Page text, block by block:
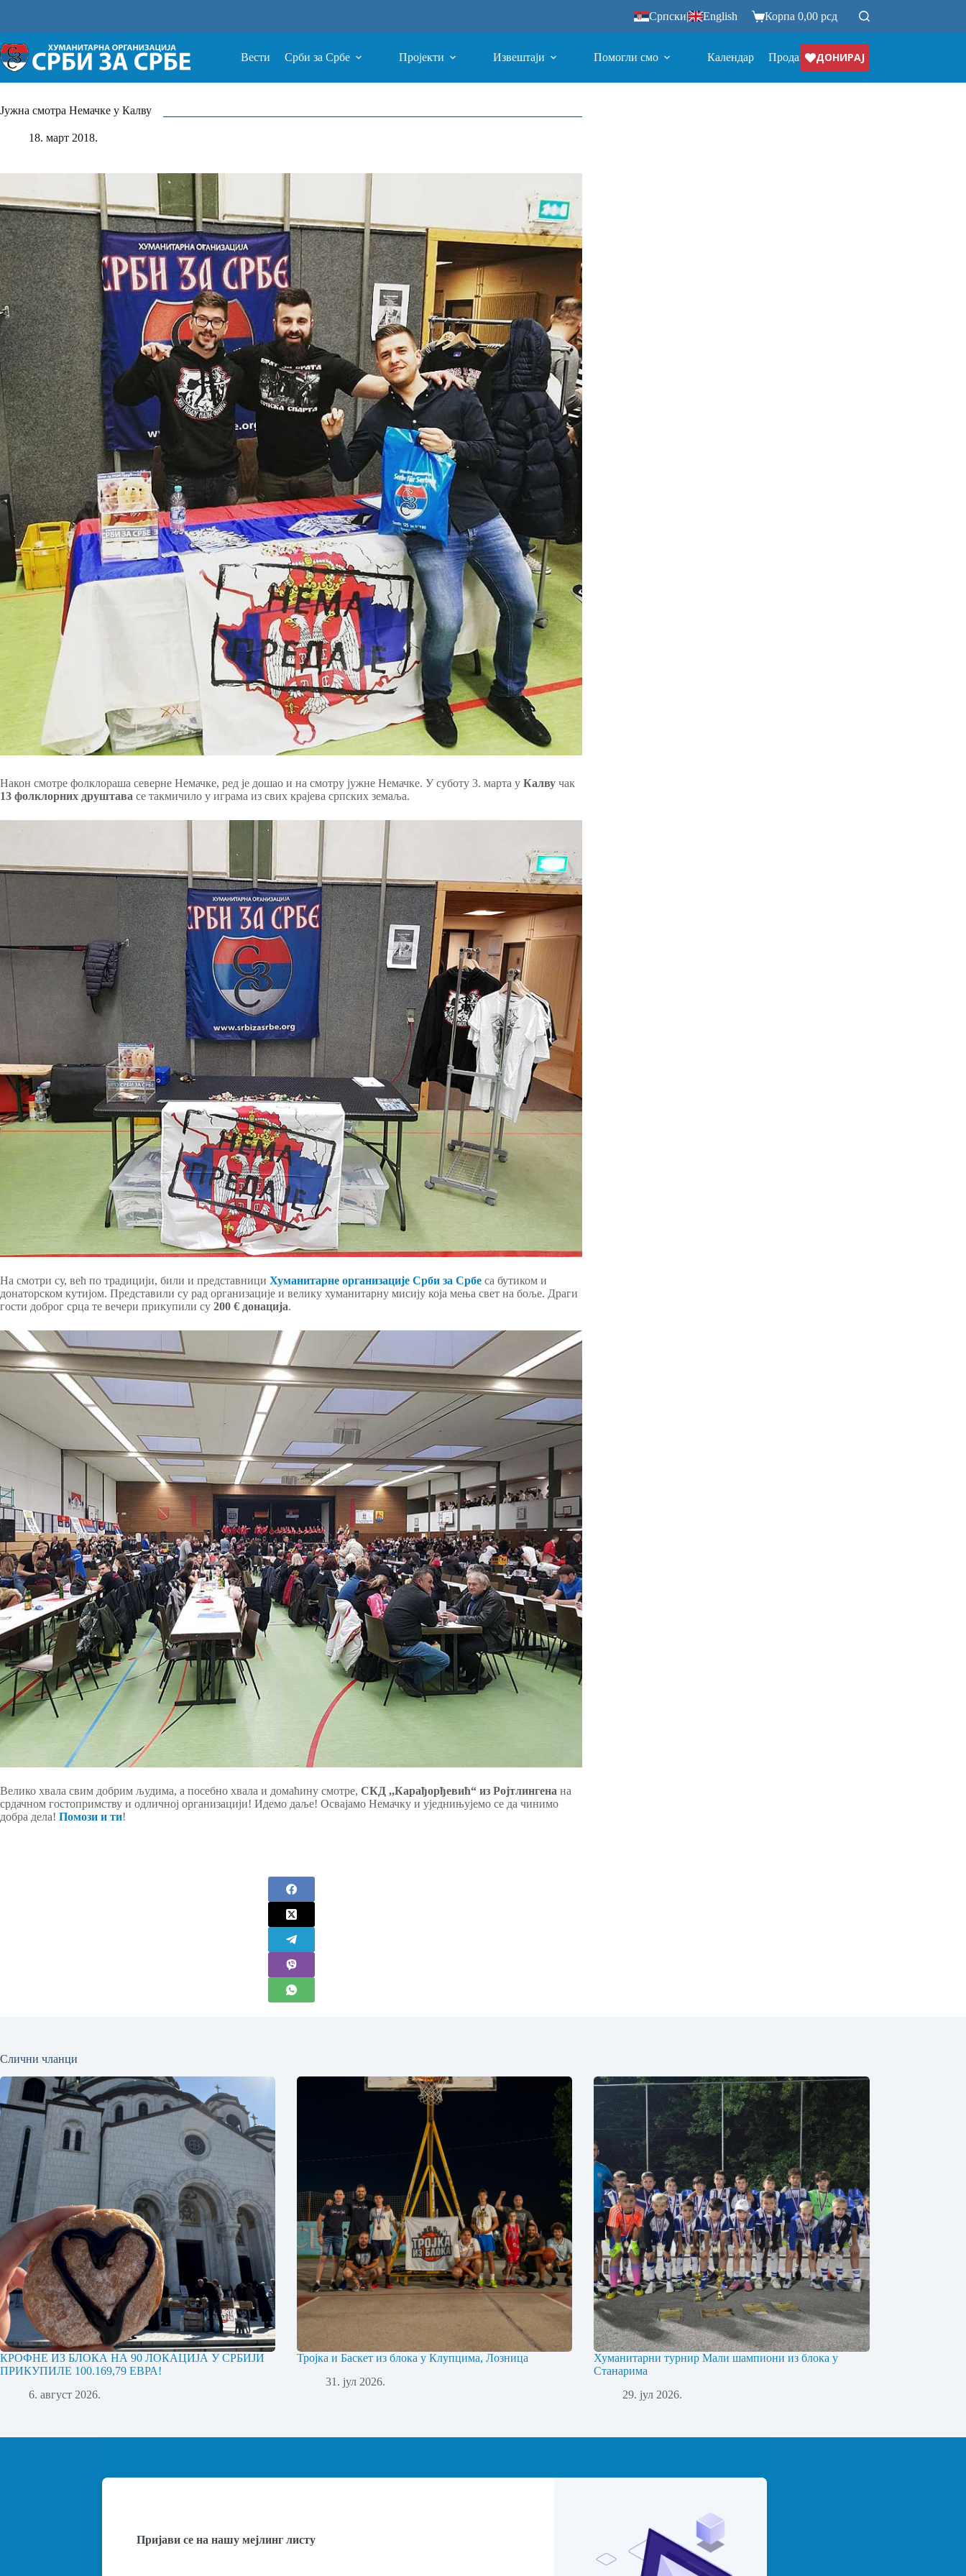
Српски| English Корпа 0,00 рсд
Вести Срби за Србе Пројекти Извештаји Помогли смо Календар ПродавницаДОНИРАЈ
Јужна смотра Немачке у Калву
18. март 2018.
Након смотре фолклораша северне Немачке, ред је дошао и на смотру јужне Немачке. У суботу 3. марта у Калву чак
13 фолклорних друштава се такмичило у играма из свих крајева српских земаља.
На смотри су, већ по традицији, били и представници Хуманитарне организације Срби за Србе са бутиком и
донаторском кутијом. Представили су рад организације и велику хуманитарну мисију која мења свет на боље. Драги
гости доброг срца те вечери прикупили су 200 € донација.
Велико хвала свим добрим људима, а посебно хвала и домаћину смотре, СКД ,,Карађорђевић“ из Ројтлингена на
срдачном гостопримству и одличној организацији! Идемо даље! Освајамо Немачку и уједнињујемо се да чинимо
добра дела! Помози и ти!
Слични чланци
КРОФНЕ ИЗ БЛОКА НА 90 ЛОКАЦИЈА У СРБИЈИ
ПРИКУПИЛЕ 100.169,79 ЕВРА!
6. август 2026.
Тројка и Баскет из блока у Клупцима, Лозница
31. јул 2026.
Хуманитарни турнир Мали шампиони из блока у
Станарима
29. јул 2026.
Пријави се на нашу мејлинг листу